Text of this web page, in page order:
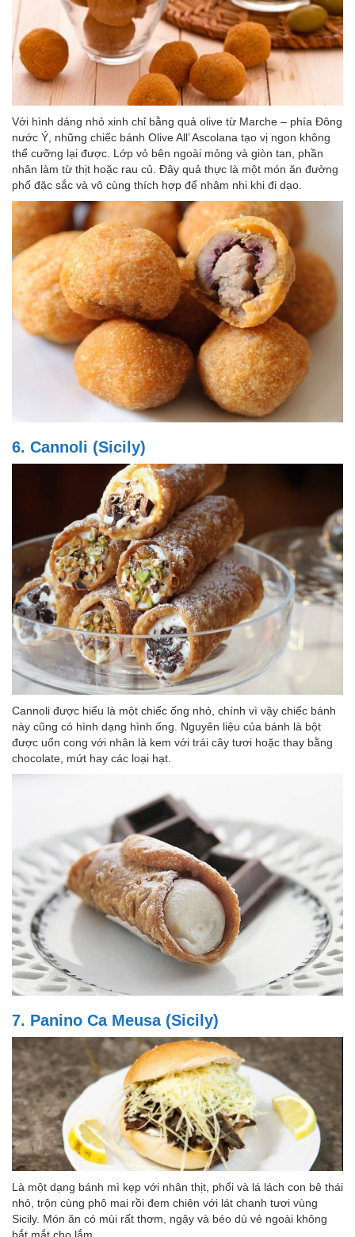
Với hình dáng nhỏ xinh chỉ bằng quả olive từ Marche – phía Đông
nước Ý, những chiếc bánh Olive All’ Ascolana tạo vị ngon không
thể cưỡng lại được. Lớp vỏ bên ngoài mỏng và giòn tan, phần
nhân làm từ thịt hoặc rau củ. Đây quả thực là một món ăn đường
phố đặc sắc và vô cùng thích hợp để nhâm nhi khi đi dạo.
6. Cannoli (Sicily)
Cannoli được hiểu là một chiếc ống nhỏ, chính vì vậy chiếc bánh
này cũng có hình dạng hình ống. Nguyên liệu của bánh là bột
được uốn cong với nhân là kem với trái cây tươi hoặc thay bằng
chocolate, mứt hay các loại hạt.
7. Panino Ca Meusa (Sicily)
Là một dạng bánh mì kẹp với nhân thịt, phổi và lá lách con bê thái
nhỏ, trộn cùng phô mai rồi đem chiên với lát chanh tươi vùng
Sicily. Món ăn có mùi rất thơm, ngậy và béo dù vẻ ngoài không